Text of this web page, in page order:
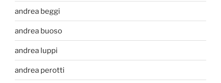
andrea beggi
andrea buoso
andrea luppi
andrea perotti